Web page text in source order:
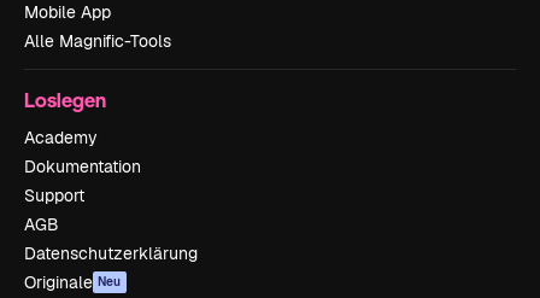
Mobile App
Alle Magnific-Tools
Loslegen
Academy
Dokumentation
Support
AGB
Datenschutzerklärung
Originale Neu